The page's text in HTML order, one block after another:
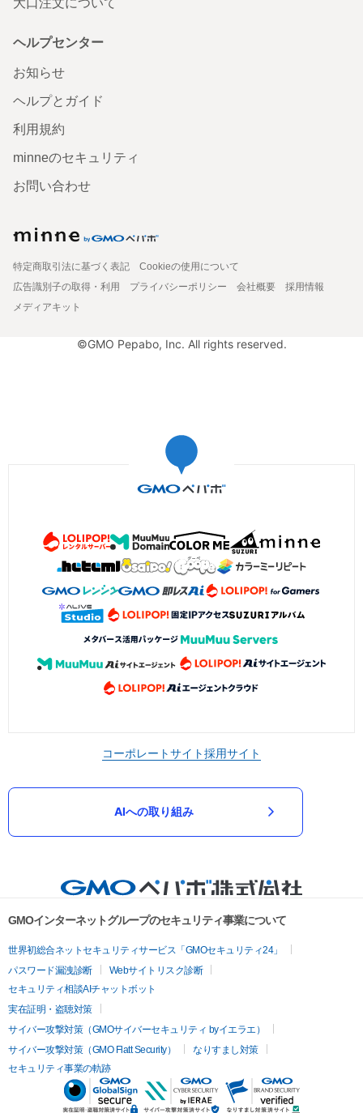
ヘルプセンター
お知らせ
ヘルプとガイド
利用規約
minneのセキュリティ
お問い合わせ
特定商取引法に基づく表記
Cookieの使用について
広告識別子の取得・利用
プライバシーポリシー 会社概要
採用情報
メディアキット
©GMO Pepabo, Inc. All rights reserved.
コーポレートサイト採用サイト
AIへの取り組み
GMOインターネットグループのセキュリティ事業について
世界初総合ネットセキュリティサービス「GMOセキュリティ24」
パスワード漏洩診断
Webサイトリスク診断
セキュリティ相談AIチャットボット
実在証明・盗聴対策
サイバー攻撃対策（GMOサイバーセキュリティ byイエラエ）
サイバー攻撃対策（GMO Flatt Security）
なりすまし対策
セキュリティ事業の軌跡